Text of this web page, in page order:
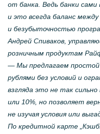
от банка. Ведь банки
и это всегда баланс
и безубыточностью
Андрей Спиваков,
розничным продуктам
— Мы предлагаем простой
рублями без условий и
взгляда это не так
или 10%, но позволяет
не изучая условия или
По кредитной карте